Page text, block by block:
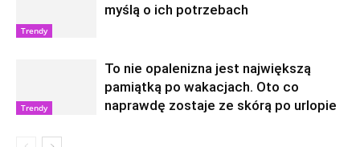
Trendy
myślą o ich potrzebach
Trendy
To nie opalenizna jest największą
pamiątką po wakacjach. Oto co
naprawdę zostaje ze skórą po urlopie